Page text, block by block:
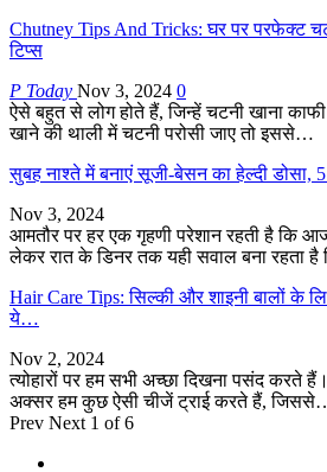
Chutney Tips And Tricks: घर पर परफेक्ट
टिप्स
P Today Nov 3, 2024 0
ऐसे बहुत से लोग होते हैं, जिन्हें चटनी खाना
खाने की थाली में चटनी परोसी जाए तो इससे…
सुबह नाश्ते में बनाएं सूजी-बेसन का हेल्दी डोसा,
Nov 3, 2024
आमतौर पर हर एक गृहणी परेशान रहती है कि
लेकर रात के डिनर तक यही सवाल बना रहता
Hair Care Tips: सिल्की और शाइनी बालों के
ये…
Nov 2, 2024
त्योहारों पर हम सभी अच्छा दिखना पसंद करते
अक्सर हम कुछ ऐसी चीजें ट्राई करते हैं,
Prev Next 1 of 6